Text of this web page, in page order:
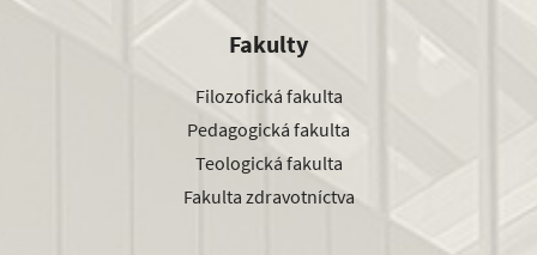
Fakulty
Filozofická fakulta
Pedagogická fakulta
Teologická fakulta
Fakulta zdravotníctva